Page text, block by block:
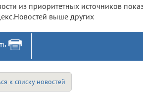
из приоритетных источников
выше других
к списку новостей